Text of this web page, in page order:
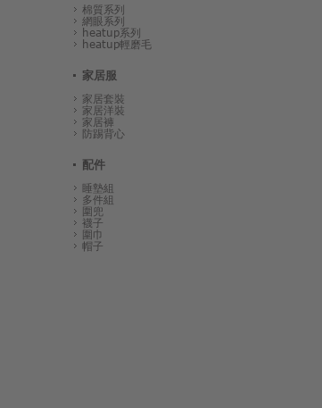
棉質系列
網眼系列
heatup系列
heatup輕磨毛
家居服
家居套裝
家居洋裝
家居褲
防踢背心
配件
睡墊組
多件組
圍兜
襪子
圍巾
帽子